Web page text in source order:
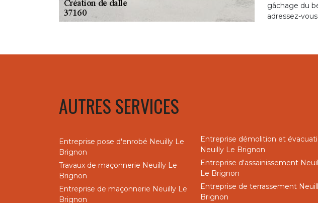
gâchage du
adressez-
AUTRES SERVICES
Entreprise pose d'enrobé Neuilly Le
Brignon
Travaux de maçonnerie Neuilly Le
Brignon
Entreprise de maçonnerie Neuilly Le
Brignon
Entreprise démolition et
Neuilly Le Brignon
Entreprise d'assainissement
Le Brignon
Entreprise de terrassement
Brignon